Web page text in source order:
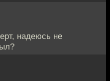
надеюсь не